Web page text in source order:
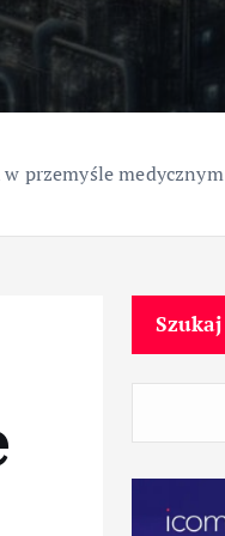
przemyśle medycznym
Szukaj